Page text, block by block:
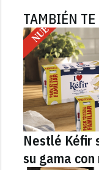
TAMBIÉN TE
Nestlé Kéfir
su gama